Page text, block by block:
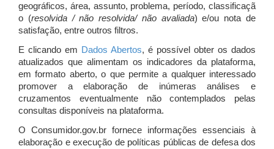
geográficos, área, assunto, problema, período, classificaçã
o (resolvida / não resolvida/ não avaliada) e/ou nota de
satisfação, entre outros filtros.
E clicando em Dados Abertos, é possível obter os dados
atualizados que alimentam os indicadores da plataforma,
em formato aberto, o que permite a qualquer interessado
promover a elaboração de inúmeras análises e
cruzamentos eventualmente não contemplados pelas
consultas disponíveis na plataforma.
O Consumidor.gov.br fornece informações essenciais à
elaboração e execução de políticas públicas de defesa dos